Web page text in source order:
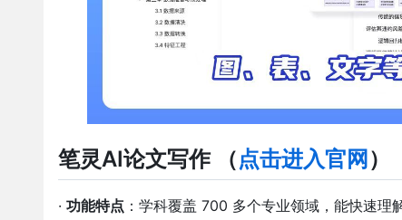
笔灵AI论文写作（点击进入官网 ）
· 功能特点 ：学科覆盖 700 多个专业领域，能快速理